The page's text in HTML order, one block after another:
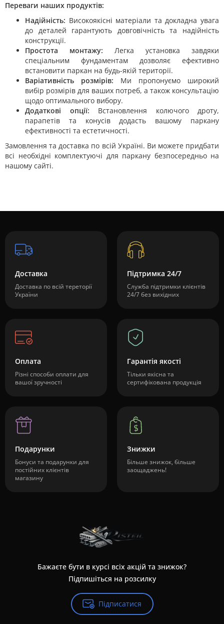
Переваги наших продуктів:
Надійність: Високоякісні матеріали та докладна увага
до деталей гарантують довговічність та надійність
конструкції.
Простота монтажу: Легка установка завдяки
спеціальним фундаментам дозволяє ефективно
встановити паркан на будь-якій території.
Варіативність розмірів: Ми пропонуємо широкий
вибір розмірів для ваших потреб, а також консультацію
щодо оптимального вибору.
Додаткові опції: Встановлення колючого дроту,
парапетів та конусів додасть вашому паркану
ефективності та естетичності.
Замовлення та доставка по всій Україні. Ви можете придбати
всі необхідні комплектуючі для паркану безпосередньо на
нашому сайті.
Доставка
Доставка по всій тереторії
України
Підтримка 24/7
Служба підтримки клієнтів
24/7 без вихідних
Оплата
Різні способи оплати для
вашої зручності
Гарантія якості
Тільки якісна та
сертифікована продукція
Подарунки
Бонуси та подарунки для
постійних клієнтів
магазину
Знижки
Більше знижок, більше
заощаджень!
Бажаєте бути в курсі всіх акцій та знижок?
Підпишіться на розсилку
Підписатися